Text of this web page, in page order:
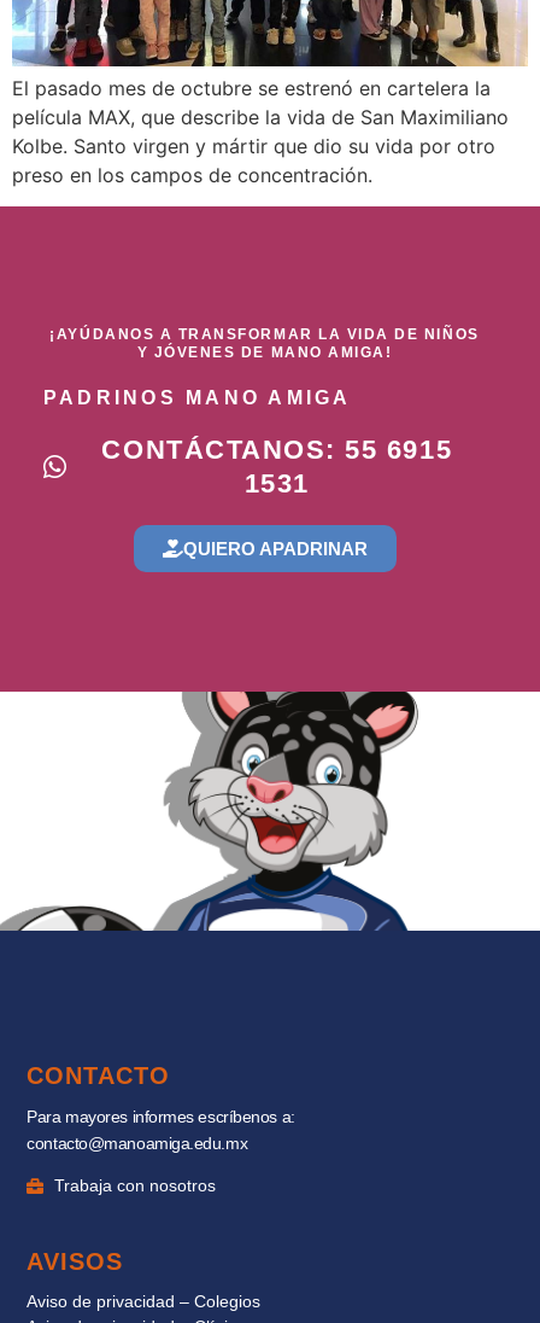
El pasado mes de octubre se estrenó en cartelera la
película MAX, que describe la vida de San Maximiliano
Kolbe. Santo virgen y mártir que dio su vida por otro
preso en los campos de concentración.
¡AYÚDANOS A TRANSFORMAR LA VIDA DE NIÑOS
Y JÓVENES DE MANO AMIGA!
PADRINOS MANO AMIGA
CONTÁCTANOS: 55 6915
1531
QUIERO APADRINAR
CONTACTO
Para mayores informes escríbenos a:
contacto@manoamiga.edu.mx
Trabaja con nosotros
AVISOS
Aviso de privacidad – Colegios